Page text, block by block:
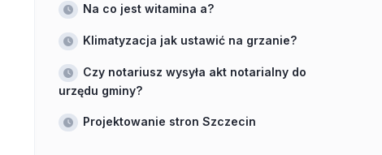
Na co jest witamina a?
Klimatyzacja jak ustawić na grzanie?
Czy notariusz wysyła akt notarialny do
urzędu gminy?
Projektowanie stron Szczecin